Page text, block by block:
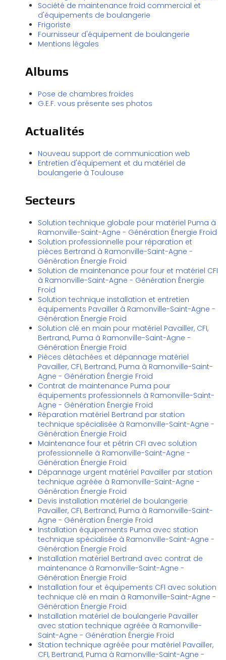
Société de maintenance froid commercial et
d'équipements de boulangerie
Frigoriste
Fournisseur d'équipement de boulangerie
Mentions légales
Albums
Pose de chambres froides
G.E.F. vous présente ses photos
Actualités
Nouveau support de communication web
Entretien d'équipement et du matériel de
boulangerie à Toulouse
Secteurs
Solution technique globale pour matériel Puma à
Ramonville-Saint-Agne - Génération Énergie Froid
Solution professionnelle pour réparation et
pièces Bertrand à Ramonville-Saint-Agne -
Génération Énergie Froid
Solution de maintenance pour four et matériel CFI
à Ramonville-Saint-Agne - Génération Énergie
Froid
Solution technique installation et entretien
équipements Pavailler à Ramonville-Saint-Agne -
Génération Énergie Froid
Solution clé en main pour matériel Pavailler, CFI,
Bertrand, Puma à Ramonville-Saint-Agne -
Génération Énergie Froid
Pièces détachées et dépannage matériel
Pavailler, CFI, Bertrand, Puma à Ramonville-Saint-
Agne - Génération Énergie Froid
Contrat de maintenance Puma pour
équipements professionnels à Ramonville-Saint-
Agne - Génération Énergie Froid
Réparation matériel Bertrand par station
technique spécialisée à Ramonville-Saint-Agne -
Génération Énergie Froid
Maintenance four et pétrin CFI avec solution
professionnelle à Ramonville-Saint-Agne -
Génération Énergie Froid
Dépannage urgent matériel Pavailler par station
technique agréée à Ramonville-Saint-Agne -
Génération Énergie Froid
Devis installation matériel de boulangerie
Pavailler, CFI, Bertrand, Puma à Ramonville-Saint-
Agne - Génération Énergie Froid
Installation équipements Puma avec station
technique spécialisée à Ramonville-Saint-Agne -
Génération Énergie Froid
Installation matériel Bertrand avec contrat de
maintenance à Ramonville-Saint-Agne -
Génération Énergie Froid
Installation four et équipements CFI avec solution
technique clé en main à Ramonville-Saint-Agne -
Génération Énergie Froid
Installation matériel de boulangerie Pavailler
avec station technique agréée à Ramonville-
Saint-Agne - Génération Énergie Froid
Station technique agréée pour matériel Pavailler,
CFI, Bertrand, Puma à Ramonville-Saint-Agne -